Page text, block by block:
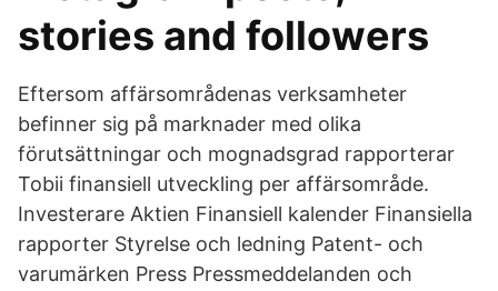
stories and followers
Eftersom affärsområdenas verksamheter
befinner sig på marknader med olika
förutsättningar och mognadsgrad rapporterar
Tobii finansiell utveckling per affärsområde.
Investerare Aktien Finansiell kalender Finansiella
rapporter Styrelse och ledning Patent- och
varumärken Press Pressmeddelanden och